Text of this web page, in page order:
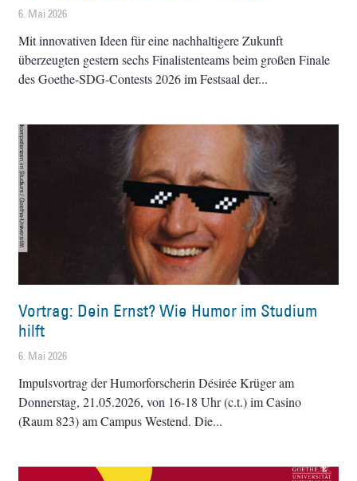
6. Mai 2026
Mit innovativen Ideen für eine nachhaltigere Zukunft
überzeugten gestern sechs Finalistenteams beim großen Finale
des Goethe-SDG-Contests 2026 im Festsaal der
Vortrag: Dein Ernst? Wie Humor im Studium
hilft
6. Mai 2026
Impulsvortrag der Humorforscherin Désirée Krüger am
Donnerstag, 21.05.2026, von 16-18 Uhr (c.t.) im Casino
(Raum 823) am Campus Westend. Die